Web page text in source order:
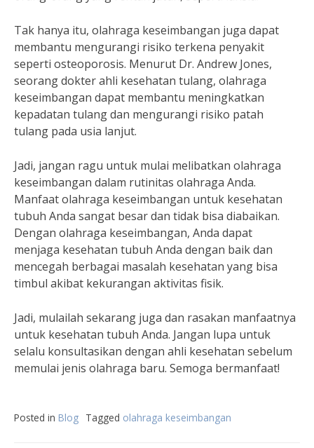
Tak hanya itu, olahraga keseimbangan juga dapat
membantu mengurangi risiko terkena penyakit
seperti osteoporosis. Menurut Dr. Andrew Jones,
seorang dokter ahli kesehatan tulang, olahraga
keseimbangan dapat membantu meningkatkan
kepadatan tulang dan mengurangi risiko patah
tulang pada usia lanjut.
Jadi, jangan ragu untuk mulai melibatkan olahraga
keseimbangan dalam rutinitas olahraga Anda.
Manfaat olahraga keseimbangan untuk kesehatan
tubuh Anda sangat besar dan tidak bisa diabaikan.
Dengan olahraga keseimbangan, Anda dapat
menjaga kesehatan tubuh Anda dengan baik dan
mencegah berbagai masalah kesehatan yang bisa
timbul akibat kekurangan aktivitas fisik.
Jadi, mulailah sekarang juga dan rasakan manfaatnya
untuk kesehatan tubuh Anda. Jangan lupa untuk
selalu konsultasikan dengan ahli kesehatan sebelum
memulai jenis olahraga baru. Semoga bermanfaat!
Posted in Blog Tagged olahraga keseimbangan